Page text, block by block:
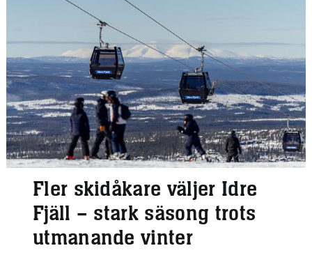
Fler skidåkare väljer Idre
Fjäll – stark säsong trots
utmanande vinter